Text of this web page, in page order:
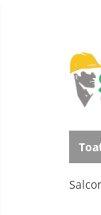
Toate
Imbracaminte
Articole unica